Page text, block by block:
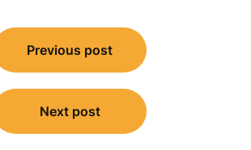
Previous post
Next post